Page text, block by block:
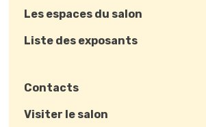
Les espaces du salon
Liste des exposants
Contacts
Visiter le salon